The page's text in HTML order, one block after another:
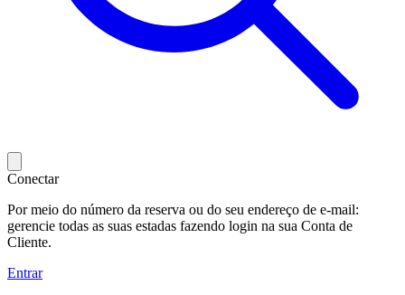
Conectar
Por meio do número da reserva ou do seu endereço de e-mail:
gerencie todas as suas estadas fazendo login na sua Conta de
Cliente.
Entrar